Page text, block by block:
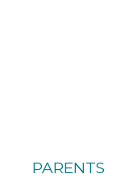
PARENTS